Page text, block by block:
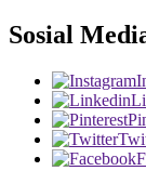
Sosial